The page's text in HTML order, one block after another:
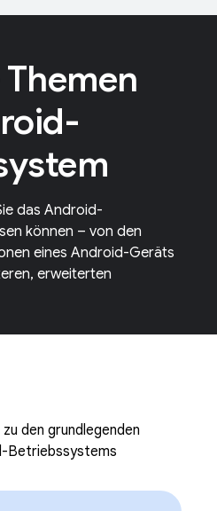
das Android-
können – von den
eines Android-Geräts
erweiterten
den grundlegenden
Betriebssystems